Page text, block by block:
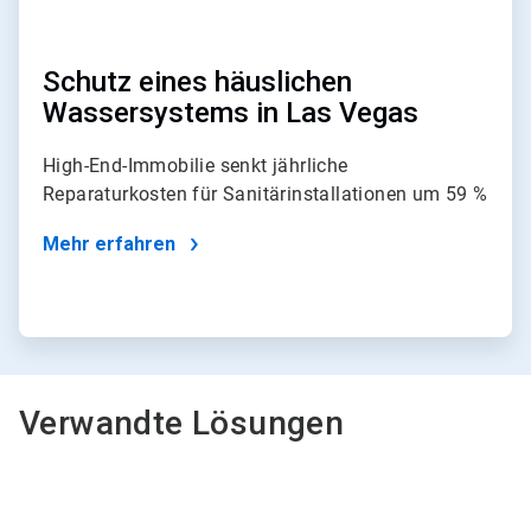
Schutz eines häuslichen
Wassersystems in Las Vegas
High-End-Immobilie senkt jährliche
Reparaturkosten für Sanitärinstallationen um 59 %
Mehr erfahren
Verwandte Lösungen